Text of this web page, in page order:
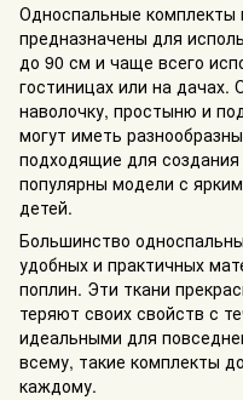
Односпальные комплекты
предназначены для
до 90 см и чаще всего
гостиницах или на
наволочку, простыню и
могут иметь
подходящие для
популярны модели с
детей.
Большинство
удобных и практичных
поплин. Эти ткани
теряют своих свойств с
идеальными для
всему, такие комплекты
каждому.